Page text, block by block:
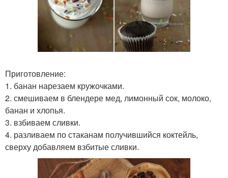
Приготовление:
1. банан нарезаем кружочками.
2. смешиваем в блендере мед, лимонный сок, молоко,
банан и хлопья.
3. взбиваем сливки.
4. разливаем по стаканам получившийся коктейль,
сверху добавляем взбитые сливки.